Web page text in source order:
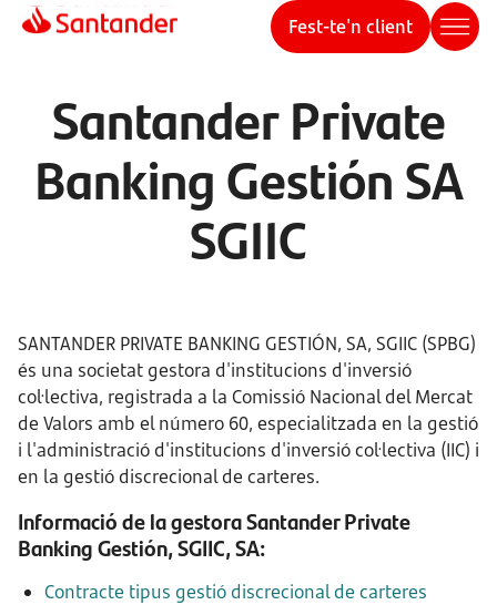
Fest-te'n client
Santander Private
Banking Gestión SA
SGIIC
SANTANDER PRIVATE BANKING GESTIÓN, SA, SGIIC (SPBG)
és una societat gestora d'institucions d'inversió
col·lectiva, registrada a la Comissió Nacional del Mercat
de Valors amb el número 60, especialitzada en la gestió
i l'administració d'institucions d'inversió col·lectiva (IIC) i
en la gestió discrecional de carteres.
Informació de la gestora Santander Private
Banking Gestión, SGIIC, SA:
Contracte tipus gestió discrecional de carteres